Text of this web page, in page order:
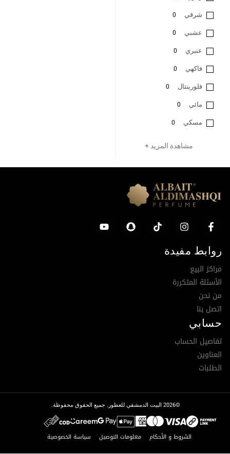
شرقي 0
عشبي 0
عنبري 0
فاكهي 0
فلورينتال 0
مائي 0
مسكي 0
مشاهدة المزيد +
روابط مفيدة
مراكز البيع
الأسئلة المتكررة
من نحن
اتصل بنا
حسابي
تفاصيل الحساب
العناوين
الطلبات
©2026 البيت الدمشقي للعطور. جميع الحقوق محفوظة.
الشروط و الأحكام معلومات التوصيل سياسة الخصوصية
تمت إضافة العنصر إلى السلة.